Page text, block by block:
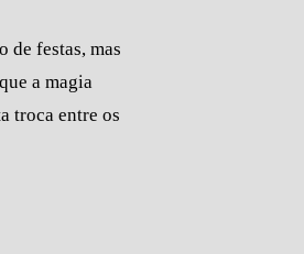
de festas, mas
a magia
troca entre os